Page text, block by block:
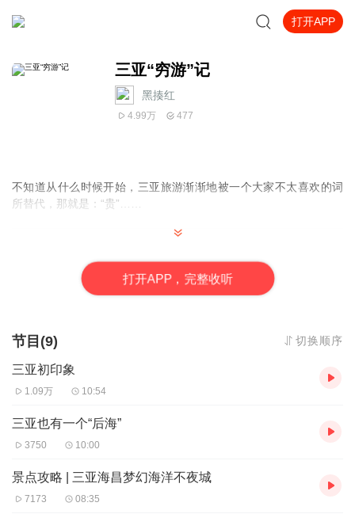
打开APP
三亚“穷游”记
黑揍红
4.99万 477
不知道从什么时候开始，三亚旅游渐渐地被一个大家不太喜欢的词
所替代，那就是：“贵”……
大红姐姐，有声电台旅游频道主播，职业旅行玩家。
本专辑图片和文字可以在此查看：
【专辑简介】
这是我第一次去三亚的时候写的游记。
我当时在三亚待了一个多星期。我发现，很多没有去过三亚的人对
在这个专辑里，我就来说一说我眼中的三亚，以及我在三亚的穷游
攻略。
打开APP，完整收听
节目(9) 切换顺序
三亚初印象
1.09万 10:54
三亚也有一个“后海”
3750 10:00
景点攻略 | 三亚海昌梦幻海洋不夜城
7173 08:35